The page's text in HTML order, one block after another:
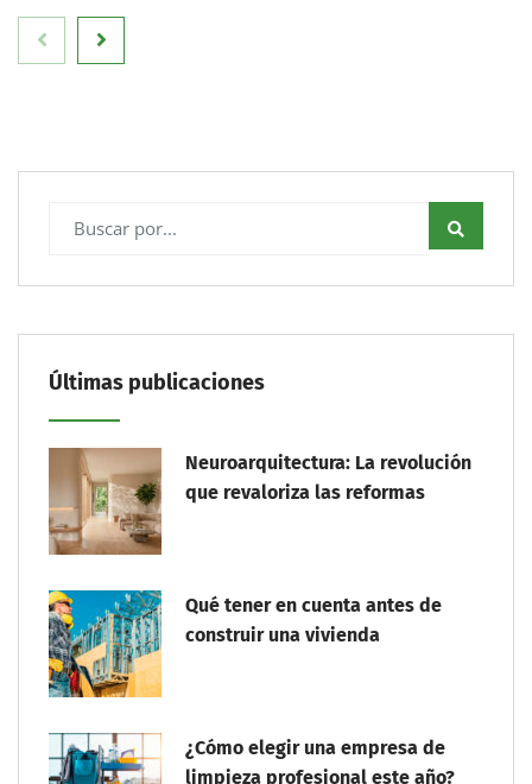
Últimas publicaciones
Neuroarquitectura: La revolución
que revaloriza las reformas
Qué tener en cuenta antes de
construir una vivienda
¿Cómo elegir una empresa de
limpieza profesional este año?